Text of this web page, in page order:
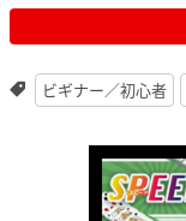
ビギナー／初心者